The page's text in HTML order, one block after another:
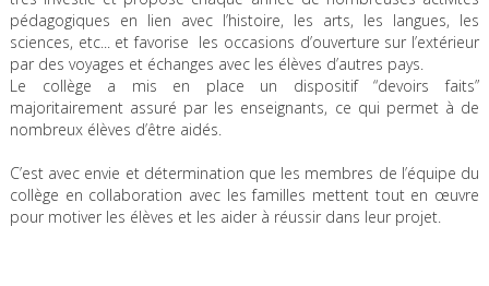
pédagogiques en lien avec l’histoire, les arts, les langues, les
sciences, etc... et favorise les occasions d’ouverture sur l’extérieur
par des voyages et échanges avec les élèves d’autres pays.
Le collège a mis en place un dispositif “devoirs faits”
majoritairement assuré par les enseignants, ce qui permet à de
nombreux élèves d’être aidés.
C’est avec envie et détermination que les membres de l’équipe du
collège en collaboration avec les familles mettent tout en œuvre
pour motiver les élèves et les aider à réussir dans leur projet.